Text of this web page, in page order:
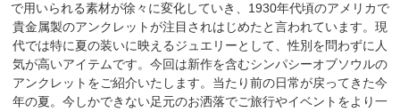
で用いられる素材が徐々に変化していき、1930年代頃のアメリカで
貴金属製のアンクレットが注目されはじめたと言われています。現
代では特に夏の装いに映えるジュエリーとして、性別を問わずに人
気が高いアイテムです。今回は新作を含むシンパシーオブソウルの
アンクレットをご紹介いたします。当たり前の日常が戻ってきた今
年の夏。今しかできない足元のお洒落でご旅行やイベントをより一